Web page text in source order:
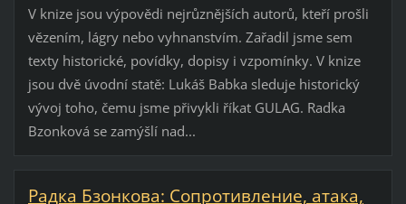
V knize jsou výpovědi nejrůznějších autorů, kteří prošli
vězením, lágry nebo vyhnanstvím. Zařadil jsme sem
texty historické, povídky, dopisy i vzpomínky. V knize
jsou dvě úvodní statě: Lukáš Babka sleduje historický
vývoj toho, čemu jsme přivykli říkat GULAG. Radka
Bzonková se zamýšlí nad...
Радка Бзонкова: Сопротивление, атака,